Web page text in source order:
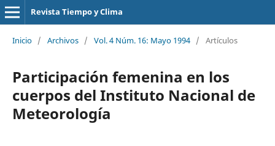
Revista Tiempo y Clima
Inicio / Archivos / Vol. 4 Núm. 16: Mayo 1994 / Artículos
Participación femenina en los
cuerpos del Instituto Nacional de
Meteorología